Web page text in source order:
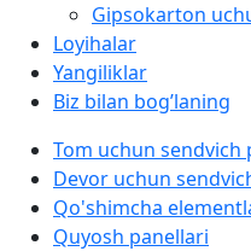
Gipsokarton
Loyihalar
Yangiliklar
Biz bilan bog’laning
Tom uchun sendvich
Devor uchun
Qo'shimcha
Quyosh panellari